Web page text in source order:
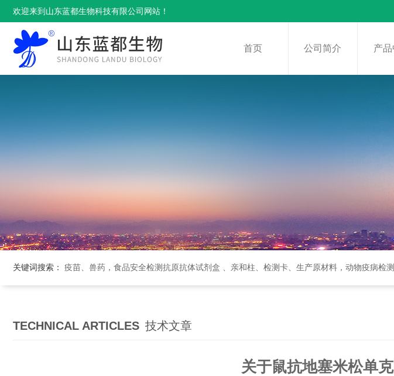
欢迎来到山东蓝都生物科技有限公司网站！
首页 公司简介 产
关键词搜索： 疫苗、兽药，食品安全检测抗原抗体试剂盒 、亲和柱、检测卡、生产原材料，动物疫病检
TECHNICAL ARTICLES 技术文章
关于鼠抗地塞米松单